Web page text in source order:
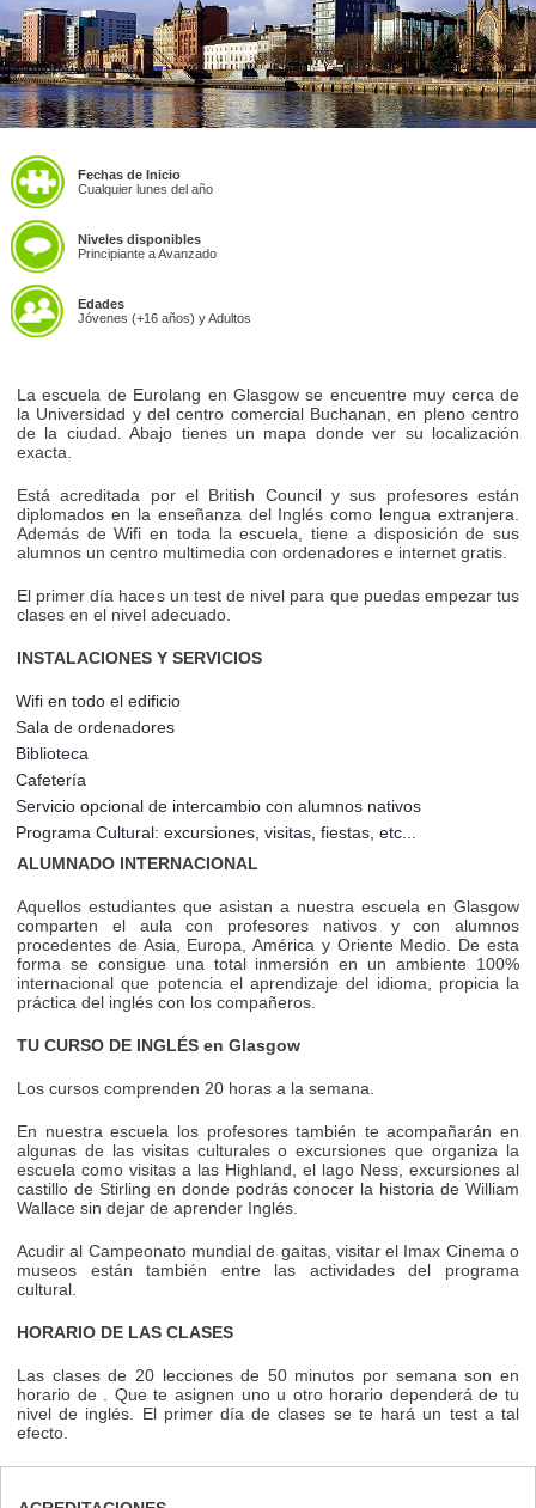
Fechas de Inicio
Cualquier lunes del año
Niveles disponibles
Principiante a Avanzado
Edades
Jóvenes (+16 años) y Adultos
La escuela de Eurolang en Glasgow se encuentre muy cerca de
la Universidad y del centro comercial Buchanan, en pleno centro
de la ciudad. Abajo tienes un mapa donde ver su localización
exacta.
Está acreditada por el British Council y sus profesores están
diplomados en la enseñanza del Inglés como lengua extranjera.
Además de Wifi en toda la escuela, tiene a disposición de sus
alumnos un centro multimedia con ordenadores e internet gratis.
El primer día haces un test de nivel para que puedas empezar tus
clases en el nivel adecuado.
INSTALACIONES Y SERVICIOS
Wifi en todo el edificio
Sala de ordenadores
Biblioteca
Cafetería
Servicio opcional de intercambio con alumnos nativos
Programa Cultural: excursiones, visitas, fiestas, etc...
ALUMNADO INTERNACIONAL
Aquellos estudiantes que asistan a nuestra escuela en Glasgow
comparten el aula con profesores nativos y con alumnos
procedentes de Asia, Europa, América y Oriente Medio. De esta
forma se consigue una total inmersión en un ambiente 100%
internacional que potencia el aprendizaje del idioma, propicia la
práctica del inglés con los compañeros.
TU CURSO DE INGLÉS en Glasgow
Los cursos comprenden 20 horas a la semana.
En nuestra escuela los profesores también te acompañarán en
algunas de las visitas culturales o excursiones que organiza la
escuela como visitas a las Highland, el lago Ness, excursiones al
castillo de Stirling en donde podrás conocer la historia de William
Wallace sin dejar de aprender Inglés.
Acudir al Campeonato mundial de gaitas, visitar el Imax Cinema o
museos están también entre las actividades del programa
cultural.
HORARIO DE LAS CLASES
Las clases de 20 lecciones de 50 minutos por semana son en
horario de . Que te asignen uno u otro horario dependerá de tu
nivel de inglés. El primer día de clases se te hará un test a tal
efecto.